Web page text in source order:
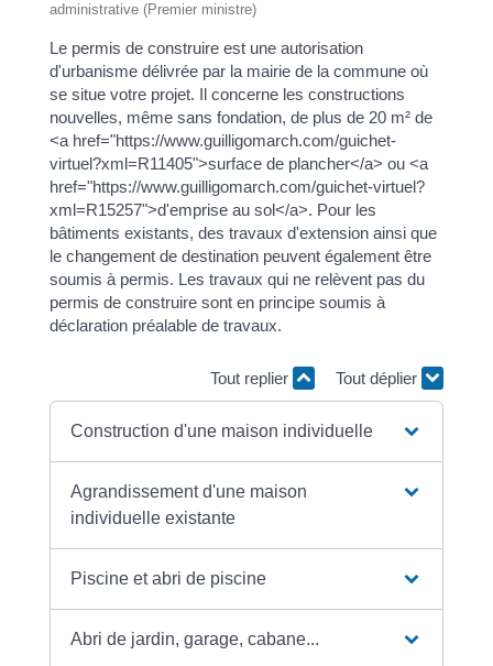
administrative (Premier ministre)
Le permis de construire est une autorisation
d'urbanisme délivrée par la mairie de la commune où
se situe votre projet. Il concerne les constructions
nouvelles, même sans fondation, de plus de 20 m² de
<a href="https://www.guilligomarch.com/guichet-
virtuel?xml=R11405">surface de plancher</a> ou <a
href="https://www.guilligomarch.com/guichet-virtuel?
xml=R15257">d'emprise au sol</a>. Pour les
bâtiments existants, des travaux d'extension ainsi que
le changement de destination peuvent également être
soumis à permis. Les travaux qui ne relèvent pas du
permis de construire sont en principe soumis à
déclaration préalable de travaux.
Tout replier Tout déplier
Construction d'une maison individuelle
Agrandissement d'une maison
individuelle existante
Piscine et abri de piscine
Abri de jardin, garage, cabane...